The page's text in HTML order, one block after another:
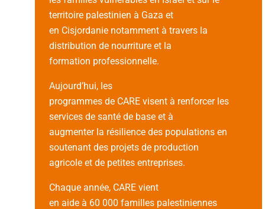
territoire palestinien à Gaza et
en Cisjordanie notamment à travers la
distribution de nourriture et la
formation professionnelle.
Aujourd’hui, les
programmes de CARE visent à renforcer les
services de santé de base et à
augmenter la résilience des populations en
soutenant des projets de production
agricole et de petites entreprises.
Chaque année, CARE vient
en aide à 60 000 familles palestiniennes